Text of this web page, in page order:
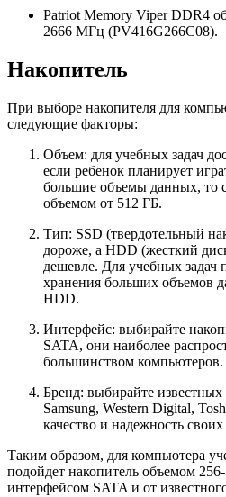
Patriot Memory Viper DDR4
2666 МГц (PV416G266C08).
Накопитель
При выборе накопителя для
следующие факторы:
Объем: для учебных задач
если ребенок планирует
большие объемы данных, то
объемом от 512 ГБ.
Тип: SSD (твердотельный
дороже, а HDD (жесткий
дешевле. Для учебных задач
хранения больших объемов
HDD.
Интерфейс: выбирайте
SATA, они наиболее
большинством компьютеров.
Бренд: выбирайте
Samsung, Western Digital,
качество и надежность
Таким образом, для компьютера
подойдет накопитель объемом
интерфейсом SATA и от